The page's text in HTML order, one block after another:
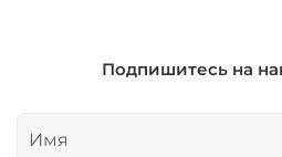
Подпишитесь на